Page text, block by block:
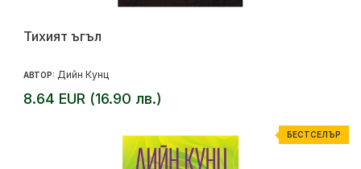
Тихият ъгъл
АВТОР: Дийн Кунц
8.64 EUR (16.90 лв.)
БЕСТСЕЛЪР